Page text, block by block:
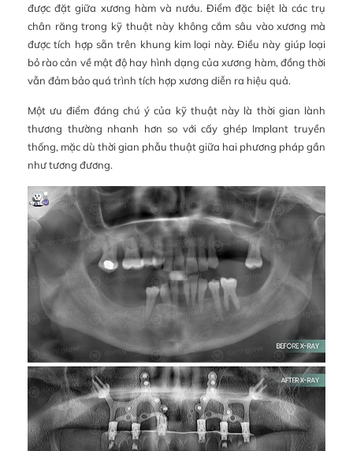
được đặt giữa xương hàm và nướu. Điểm đặc biệt là các trụ
chân răng trong kỹ thuật này không cắm sâu vào xương mà
được tích hợp sẵn trên khung kim loại này. Điều này giúp loại
bỏ rào cản về mật độ hay hình dạng của xương hàm, đồng thời
vẫn đảm bảo quá trình tích hợp xương diễn ra hiệu quả.
Một ưu điểm đáng chú ý của kỹ thuật này là thời gian lành
thương thường nhanh hơn so với cấy ghép Implant truyền
thống, mặc dù thời gian phẫu thuật giữa hai phương pháp gần
như tương đương.